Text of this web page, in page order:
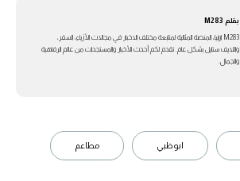
بقلم M283
M283 ارابيا، المنصة المثالية لمتابعة مختلف الاخبار في مجالات الأزياء، السفر،
واللايف ستايل بشكل عام. تقدم لكم أحدث الأخبار والمستجدات من عالم الرفاهية
والجمال.
ابوظبي مطاعم